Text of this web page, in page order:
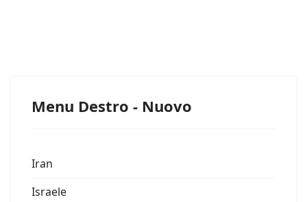
Menu Destro - Nuovo
Iran
Israele